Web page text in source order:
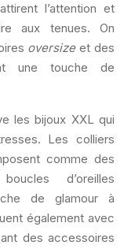
l’attention et
aux tenues. On
oversizeet des
une touche de
les bijoux XXL qui
Les colliers
comme des
d’oreilles
de glamour à
également avec
des accessoires